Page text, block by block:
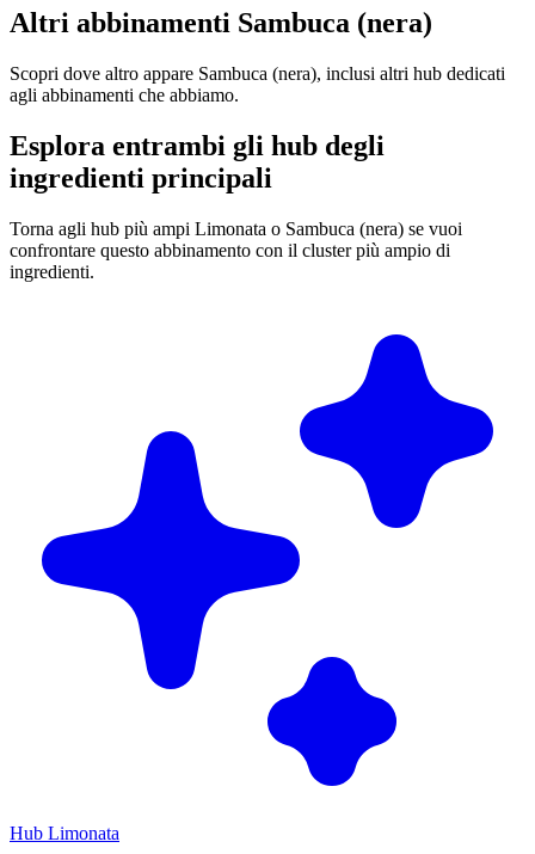
Altri abbinamenti Sambuca (nera)
Scopri dove altro appare Sambuca (nera), inclusi altri hub dedicati
agli abbinamenti che abbiamo.
Esplora entrambi gli hub degli
ingredienti principali
Torna agli hub più ampi Limonata o Sambuca (nera) se vuoi
confrontare questo abbinamento con il cluster più ampio di
ingredienti.
Hub Limonata